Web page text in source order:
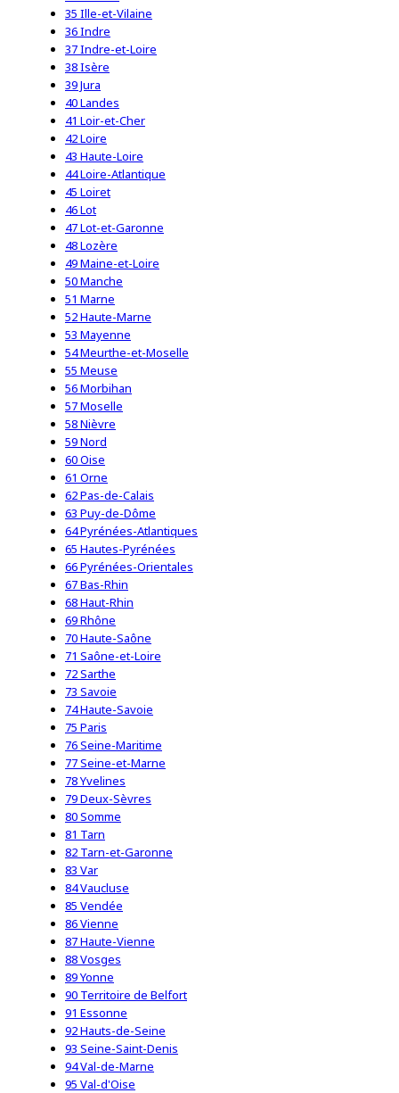
35 Ille-et-Vilaine
36 Indre
37 Indre-et-Loire
38 Isère
39 Jura
40 Landes
41 Loir-et-Cher
42 Loire
43 Haute-Loire
44 Loire-Atlantique
45 Loiret
46 Lot
47 Lot-et-Garonne
48 Lozère
49 Maine-et-Loire
50 Manche
51 Marne
52 Haute-Marne
53 Mayenne
54 Meurthe-et-Moselle
55 Meuse
56 Morbihan
57 Moselle
58 Nièvre
59 Nord
60 Oise
61 Orne
62 Pas-de-Calais
63 Puy-de-Dôme
64 Pyrénées-Atlantiques
65 Hautes-Pyrénées
66 Pyrénées-Orientales
67 Bas-Rhin
68 Haut-Rhin
69 Rhône
70 Haute-Saône
71 Saône-et-Loire
72 Sarthe
73 Savoie
74 Haute-Savoie
75 Paris
76 Seine-Maritime
77 Seine-et-Marne
78 Yvelines
79 Deux-Sèvres
80 Somme
81 Tarn
82 Tarn-et-Garonne
83 Var
84 Vaucluse
85 Vendée
86 Vienne
87 Haute-Vienne
88 Vosges
89 Yonne
90 Territoire de Belfort
91 Essonne
92 Hauts-de-Seine
93 Seine-Saint-Denis
94 Val-de-Marne
95 Val-d'Oise